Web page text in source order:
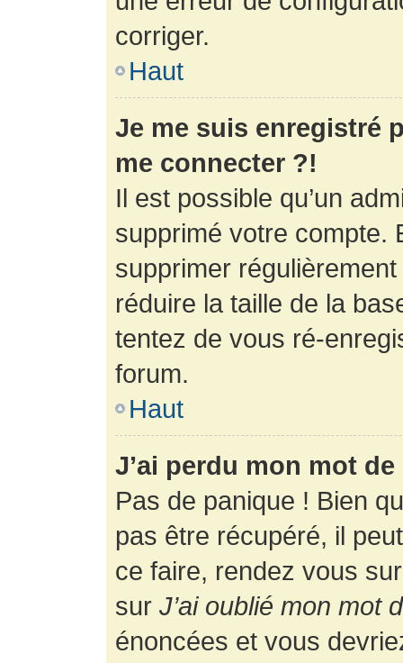
corriger.
Haut
Je me suis enregistré
me connecter ?!
Il est possible qu’un
supprimé votre compte.
supprimer
réduire la taille de la
tentez de vous ré-
forum.
Haut
J’ai perdu mon mot
Pas de panique ! Bien
pas être récupéré, il
ce faire, rendez vous
sur J’ai oublié mon mot
énoncées et vous